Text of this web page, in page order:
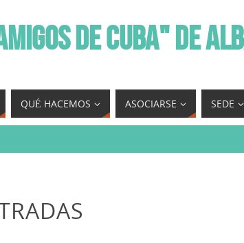
DE CUBA" DE
QUÉ HACEMOS ASOCIARSE SEDE